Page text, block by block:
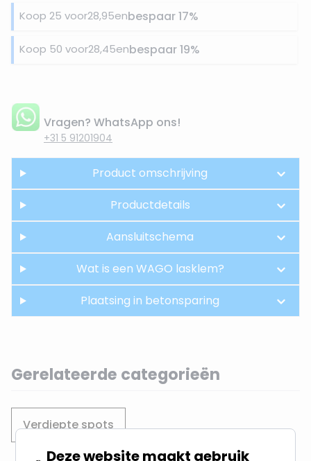
Koop 25 voor28,95enbespaar17%
Koop 50 voor28,45enbespaar19%
Vragen? WhatsApp ons!
+31 5 91201904
Product omschrijving
Productdetails
Aansluitschema
Wat is een WAGO lasklem?
Plaatsing in betonsparing
Gerelateerde categorieën
Verdiepte spots
Deze website maakt gebruik